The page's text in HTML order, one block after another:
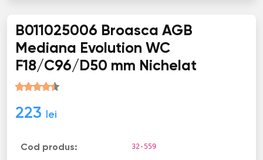
B011025006 Broasca AGB
Mediana Evolution WC
F18/C96/D50 mm Nichelat
223 lei
Cod produs: 32-559